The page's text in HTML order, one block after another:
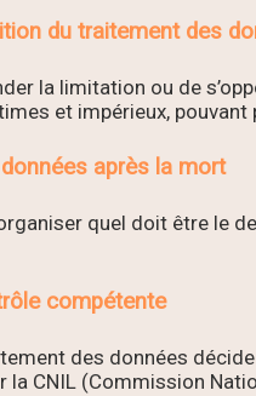
du traitement des
la limitation ou de
et impérieux,
après la mort
quel doit être le
compétente
des données
CNIL (Commission